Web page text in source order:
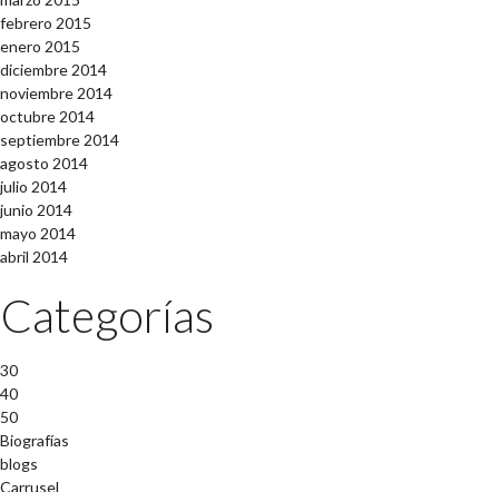
febrero 2015
enero 2015
diciembre 2014
noviembre 2014
octubre 2014
septiembre 2014
agosto 2014
julio 2014
junio 2014
mayo 2014
abril 2014
Categorías
30
40
50
Biografías
blogs
Carrusel